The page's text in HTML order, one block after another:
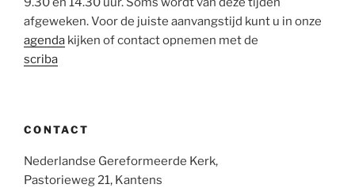
afgeweken. Voor de juiste aanvangstijd kunt u in onze
agenda kijken of contact opnemen met de
scriba
CONTACT
Nederlandse Gereformeerde Kerk,
Pastorieweg 21, Kantens